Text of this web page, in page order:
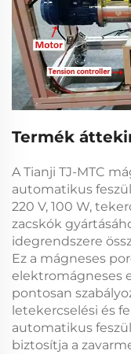
Termék
ATianji TJ-MTC
automatikus
220 V, 100 W,
zacskók
idegrendszere
Ez a mágneses
elektromágneses
pontosan
letekercselési és
automatikus
biztosítja a